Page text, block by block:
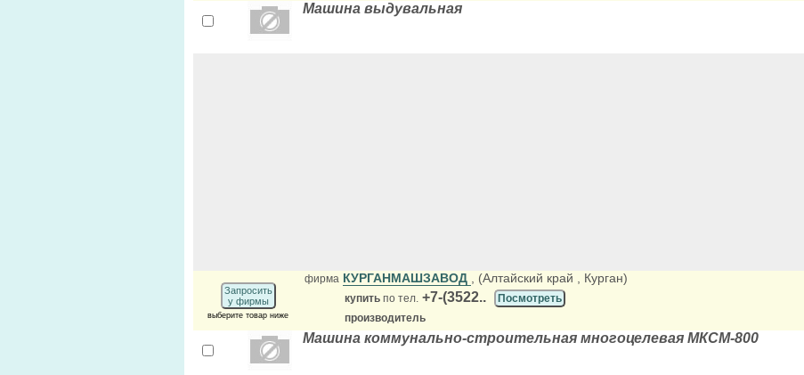
Машина выдувальная
Запросить
у фирмы
выберите товар ниже
фирма КУРГАНМАШЗАВОД , (Алтайский край , Курган)
купить по тел. +7-(3522..
Посмотреть
производитель
Машина коммунально-строительная многоцелевая МКСМ-800